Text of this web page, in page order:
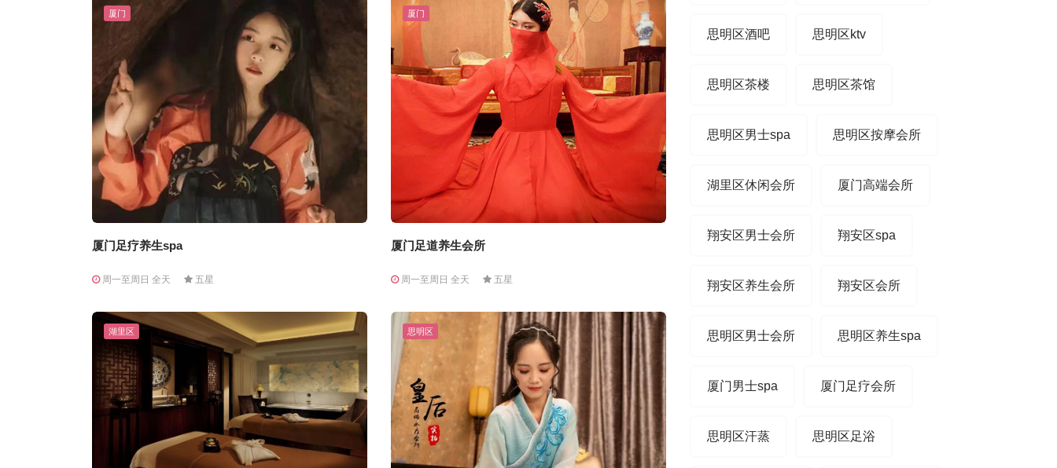
厦门
厦门足疗养生spa
周一至周日 全天 五星
厦门
厦门足道养生会所
周一至周日 全天 五星
湖里区 思明区
思明区酒吧 思明区ktv
思明区茶楼 思明区茶馆
思明区男士spa 思明区按摩会所
湖里区休闲会所 厦门高端会所
翔安区男士会所 翔安区spa
翔安区养生会所 翔安区会所
思明区男士会所 思明区养生spa
厦门男士spa 厦门足疗会所
思明区汗蒸 思明区足浴